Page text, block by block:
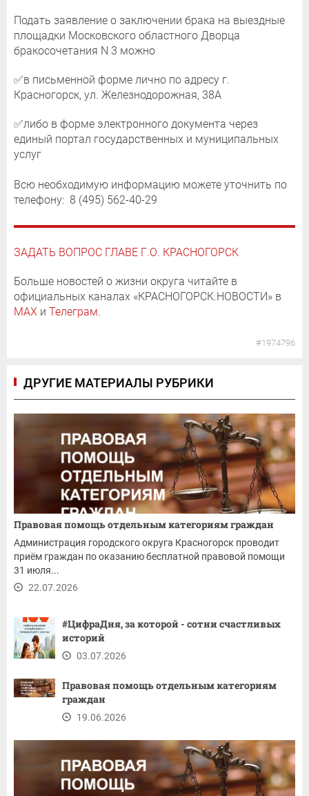
Подать заявление о заключении брака на выездные
площадки Московского областного Дворца
бракосочетания N 3 можно
✅в письменной форме лично по адресу г.
Красногорск, ул. Железнодорожная, 38А
✅либо в форме электронного документа через
единый портал государственных и муниципальных
услуг
Всю необходимую информацию можете уточнить по
телефону: 8 (495) 562-40-29
ЗАДАТЬ ВОПРОС ГЛАВЕ Г.О. КРАСНОГОРСК
Больше новостей о жизни округа читайте в
официальных каналах «КРАСНОГОРСК.НОВОСТИ» в
MAX и Телеграм.
#1974796
ДРУГИЕ МАТЕРИАЛЫ РУБРИКИ
Правовая помощь отдельным категориям граждан
Администрация городского округа Красногорск проводит
приём граждан по оказанию бесплатной правовой помощи
31 июля...
22.07.2026
#ЦифраДня, за которой - сотни счастливых
историй
03.07.2026
Правовая помощь отдельным категориям
граждан
19.06.2026